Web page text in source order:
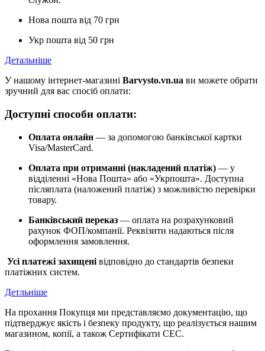
Нова пошта від 70 грн
Укр пошта від 50 грн
Детальніше
У нашому інтернет-магазині Barvysto.vn.ua ви можете обрати
зручний для вас спосіб оплати:
Доступні способи оплати:
Оплата онлайн — за допомогою банківської картки
Visa/MasterCard.
Оплата при отриманні (накладений платіж) — у
відділенні «Нова Пошта» або «Укрпошта». Доступна
післяплата (наложений платіж) з можливістю перевірки
товару.
Банківський переказ — оплата на розрахунковий
рахунок ФОП/компанії. Реквізити надаються після
оформлення замовлення.
Усі платежі захищені відповідно до стандартів безпеки
платіжних систем.
Детльніше
На прохання Покупця ми представляємо документацію, що
підтверджує якість і безпеку продукту, що реалізується нашим
магазином, копії, а також Сертифікати СЕС.